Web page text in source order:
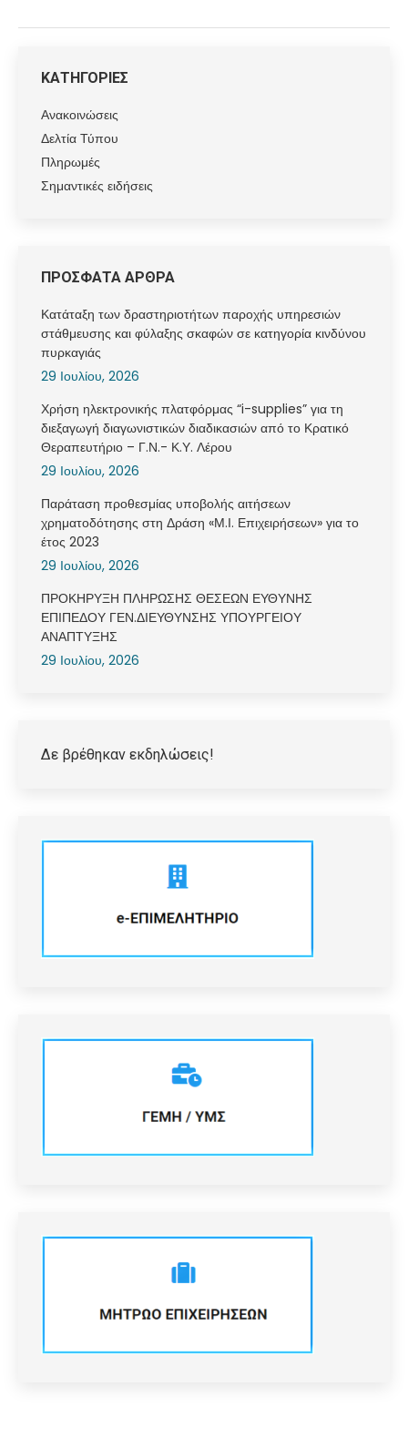
ΚΑΤΗΓΟΡΙΕΣ
Ανακοινώσεις
Δελτία Τύπου
Πληρωμές
Σημαντικές ειδήσεις
ΠΡΟΣΦΑΤΑ ΑΡΘΡΑ
Κατάταξη των δραστηριοτήτων παροχής υπηρεσιών
στάθμευσης και φύλαξης σκαφών σε κατηγορία κινδύνου
πυρκαγιάς
29 Ιουλίου, 2026
Χρήση ηλεκτρονικής πλατφόρμας “i-supplies” για τη
διεξαγωγή διαγωνιστικών διαδικασιών από το Κρατικό
Θεραπευτήριο – Γ.Ν.- Κ.Υ. Λέρου
29 Ιουλίου, 2026
Παράταση προθεσμίας υποβολής αιτήσεων
χρηματοδότησης στη Δράση «Μ.Ι. Επιχειρήσεων» για το
έτος 2023
29 Ιουλίου, 2026
ΠΡΟΚΗΡΥΞΗ ΠΛΗΡΩΣΗΣ ΘΕΣΕΩΝ ΕΥΘΥΝΗΣ
ΕΠΙΠΕΔΟΥ ΓΕΝ.ΔΙΕΥΘΥΝΣΗΣ ΥΠΟΥΡΓΕΙΟΥ
ΑΝΑΠΤΥΞΗΣ
29 Ιουλίου, 2026
Δε βρέθηκαν εκδηλώσεις!